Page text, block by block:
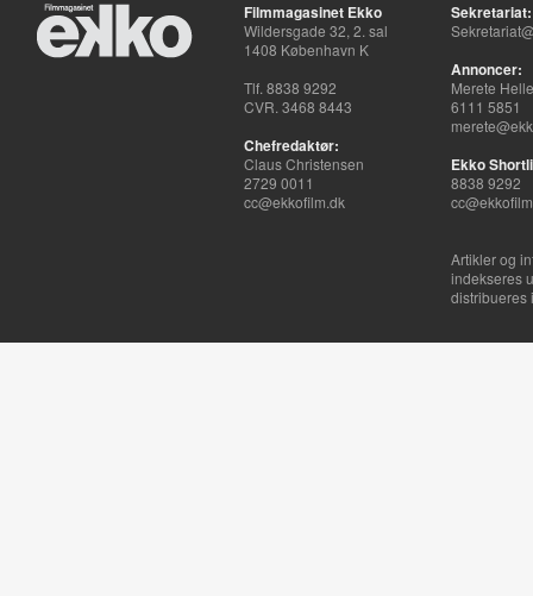
Filmmagasinet Ekko
Wildersgade 32, 2. sal
1408 København K
Tlf. 8838 9292
CVR. 3468 8443
Chefredaktør:
Claus Christensen
2729 0011
cc@ekkofilm.dk
Sekretariat:
Annoncer:
Merete
6111 5851
Ekko
8838 9292
Artikler og
indekseres
distribueres